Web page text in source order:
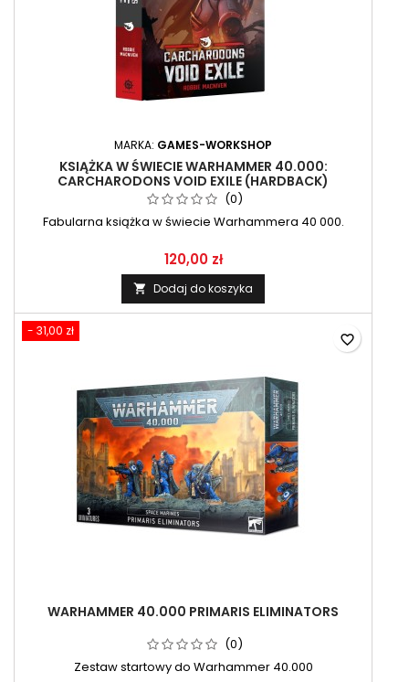
MARKA: GAMES-WORKSHOP
KSIĄŻKA W ŚWIECIE WARHAMMER 40.000:
CARCHARODONS VOID EXILE (HARDBACK)
(0)
Fabularna książka w świecie Warhammera 40 000.
120,00 zł
 Dodaj do koszyka
- 31,00 zł
WARHAMMER 40.000 PRIMARIS ELIMINATORS
(0)
Zestaw startowy do Warhammer 40.000
favorite_border